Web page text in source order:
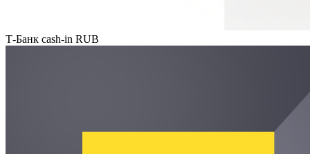
Т-Банк cash-in RUB